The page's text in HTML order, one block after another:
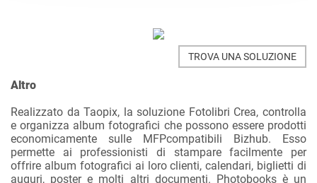
TROVA UNA SOLUZIONE
Altro
Realizzato da Taopix, la soluzione Fotolibri Crea, controlla
e organizza album fotografici che possono essere prodotti
economicamente sulle MFPcompatibili Bizhub. Esso
permette ai professionisti di stampare facilmente per
offrire album fotografici ai loro clienti, calendari, biglietti di
auguri, poster e molti altri documenti. Photobooks è un